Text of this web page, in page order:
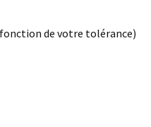
de votre tolérance)